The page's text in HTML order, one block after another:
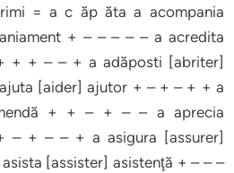
= a c ăp ăta a acompania
+ – – – – – a acredita
+ + – – + a adăposti [abriter]
[aider] ajutor + – + – + + a
+ + – + – – a aprecia
– + – – + a asigura [assurer]
[assister] asistenţă + – – –